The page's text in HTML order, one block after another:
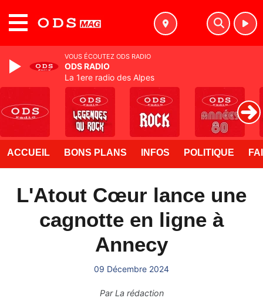
ACCUEIL BONS PLANS INFOS POLITIQUE
L'Atout Cœur lance une
cagnotte en ligne à
Annecy
09 Décembre 2024
ParLa rédaction
VOUS ÉCOUTEZ ODS RADIO
ODS RADIO
La 1ere radio des Alpes